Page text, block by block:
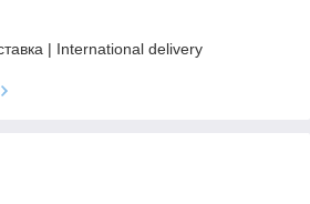
| International delivery